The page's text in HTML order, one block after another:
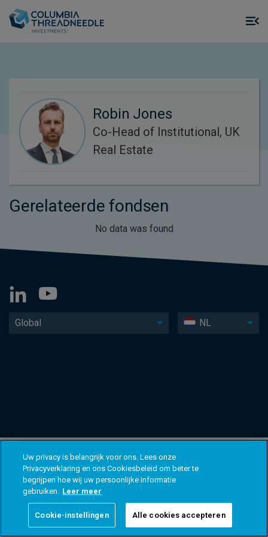
Robin Jones
Co-Head of Institutional, UK
Real Estate
Gerelateerde fondsen
No data was found
Global NL
Uw privacy is belangrijk voor ons. Lees onze
Privacyverklaring en ons Cookiesbeleid om beter te
begrijpen hoe wij uw persoonlijke informatie
gebruiken. Leer meer
Cookie-instellingen Alle cookies accepteren